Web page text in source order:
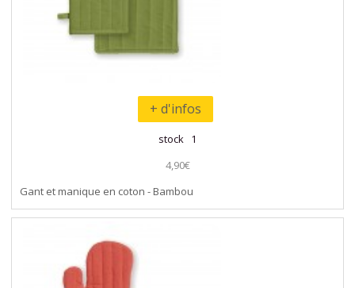
+ d'infos
stock 1
4,90€
Gant et manique en coton - Bambou